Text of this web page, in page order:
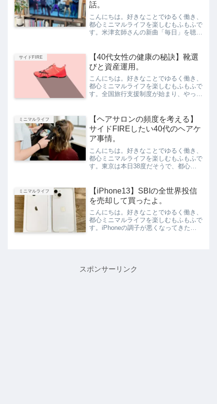
話。
こんにちは。好きなことでゆるく働き、
都心ミニマルライフを楽しむもふもふで
す。米津玄師さんの新曲「毎日」を聴い
に、私の記憶の大切な人のことを突然思
い出しました。今回は、「米...
サイドFIRE
【40代女性の健康の秘訣】靴選
びと資産運用。
こんにちは。好きなことでゆるく働き、
都心ミニマルライフを楽しむもふもふで
す。全国旅行支援制度が始まり、やっぱ
り、犬のお散歩をしたりするお仕事のた
め、忙しい日はなんだかんだ...
ミニマルライフ
【ヘアサロンの頻度を考える】
サイドFIREしたい40代のヘアケ
ア事情。
こんにちは。好きなことでゆるく働き、
都心ミニマルライフを楽しむもふもふで
す。東京は本日38度だそうで、都心を
ていくのですが、魔法瓶なのに氷が溶け
るスピードが速い！（怖）...
ミニマルライフ
【iPhone13】SBIの全世界投信
を売却して買ったよ。
こんにちは。好きなことでゆるく働き、
都心ミニマルライフを楽しむもふもふで
す。iPhoneの調子が悪くなってきたの
スポンサーリンク